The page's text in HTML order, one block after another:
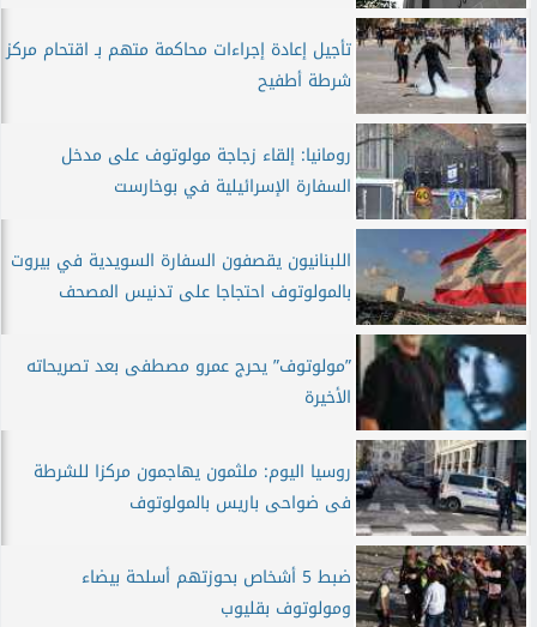
تأجيل إعادة إجراءات محاكمة متهم بـ اقتحام مركز
شرطة أطفيح
رومانيا: إلقاء زجاجة مولوتوف على مدخل
السفارة الإسرائيلية في بوخارست
اللبنانيون يقصفون السفارة السويدية في بيروت
بالمولوتوف احتجاجا على تدنيس المصحف
”مولوتوف” يحرج عمرو مصطفى بعد تصريحاته
الأخيرة
روسيا اليوم: ملثمون يهاجمون مركزا للشرطة
فى ضواحى باريس بالمولوتوف
ضبط 5 أشخاص بحوزتهم أسلحة بيضاء
ومولوتوف بقليوب